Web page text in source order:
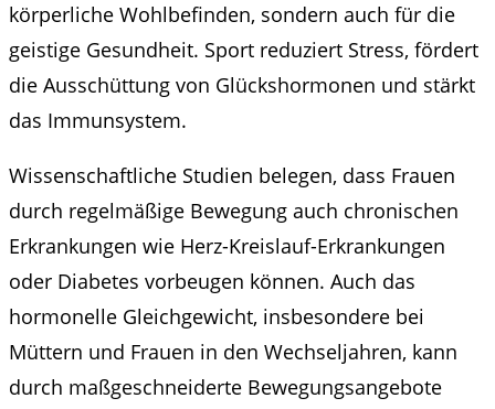
körperliche Wohlbefinden, sondern auch für die
geistige Gesundheit. Sport reduziert Stress, fördert
die Ausschüttung von Glückshormonen und stärkt
das Immunsystem.
Wissenschaftliche Studien belegen, dass Frauen
durch regelmäßige Bewegung auch chronischen
Erkrankungen wie Herz-Kreislauf-Erkrankungen
oder Diabetes vorbeugen können. Auch das
hormonelle Gleichgewicht, insbesondere bei
Müttern und Frauen in den Wechseljahren, kann
durch maßgeschneiderte Bewegungsangebote